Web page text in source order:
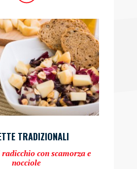
TRADIZIONALI
con scamorza e
nocciole